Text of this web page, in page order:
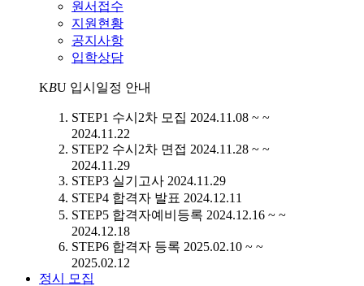
원서접수
지원현황
공지사항
입학상담
KBU 입시일정 안내
STEP1 수시2차 모집 2024.11.08 ~ ~
2024.11.22
STEP2 수시2차 면접 2024.11.28 ~ ~
2024.11.29
STEP3 실기고사 2024.11.29
STEP4 합격자 발표 2024.12.11
STEP5 합격자예비등록 2024.12.16 ~ ~
2024.12.18
STEP6 합격자 등록 2025.02.10 ~ ~
2025.02.12
정시 모집